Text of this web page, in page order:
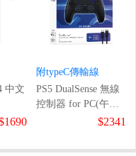
中文
附typeC傳輸線
PS5 DualSense 無線
控制器 for PC(午夜
$2341